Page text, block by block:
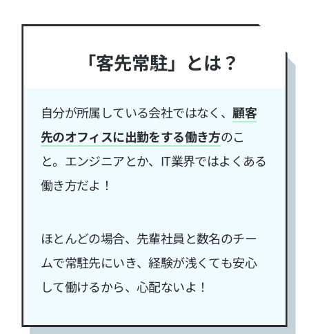
「客先常駐」とは？
自分が所属している会社ではなく、顧客
先のオフィスに出勤をする働き方のこ
と。 エンジニアとか、IT業界ではよくある
働き方だよ！
ほとんどの場合、先輩社員と数名のチー
ムで常駐先にいき、経験が浅くても安心
して働けるから、心配ないよ！